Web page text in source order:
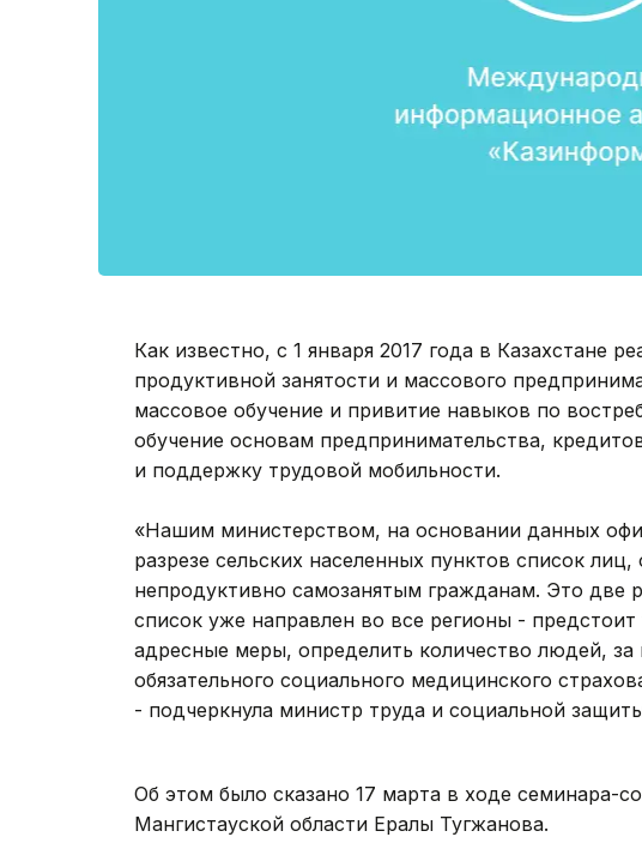
Как известно, с 1 января 2017 года в Казахстане
продуктивной занятости и массового
массовое обучение и привитие навыков по
обучение основам предпринимательства,
и поддержку трудовой мобильности.
«Нашим министерством, на основании данных
разрезе сельских населенных пунктов список
непродуктивно самозанятым гражданам. Это две
список уже направлен во все регионы -
адресные меры, определить количество людей,
обязательного социального медицинского
- подчеркнула министр труда и социальной
Об этом было сказано 17 марта в ходе семинара-
Мангистауской области Ералы Тугжанова.